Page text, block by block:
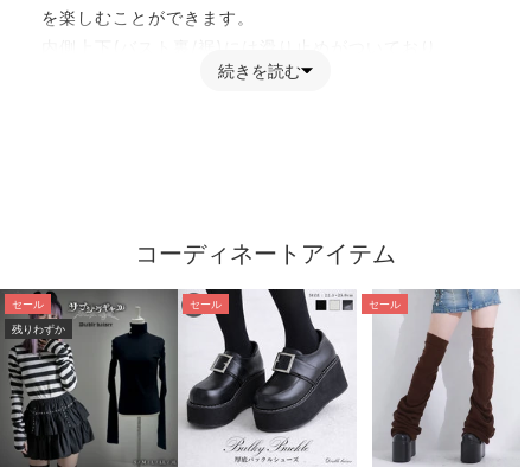
を楽しむことができます。
形が整うようにパット風のものもついています。
ゴム：無
---
この製品は素材の性質上、洗濯や着用中の摩擦、汗、雨
等で色落ち、色移りすることがあります。
・白、淡色系との組み合わせはお避け下さい。
・摩擦により淡い色のベルトやバッグ、車のシート、ソ
続きを読む
コーディネートアイテム
セール
残りわずか
セール セール